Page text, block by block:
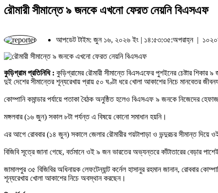
রৌমারী সীমান্তে ৯ জনকে এখনো ফেরত নেয়নি বিএসএফ
আপডেট টাইম: জুন ১৬, ২০২৬ ইং | ১৪:৫৩:৩৫:অপরাহ্ন |
কুড়িগ্রাম প্রতিনিধি : কুড়িগ্রামের রৌমারী সীমান্তে বিএসএফের পুশইনের চেষ্টার
দুই দেশের সীমান্তের শূন্যরেখায় প্রায় ৫০ ঘণ্টা ধরে খোলা আকাশের নিচে মানবেতর
কোম্পানি কমান্ডার পর্যায়ে পতাকা বৈঠক অনুষ্ঠিত হলেও বিএসএফ ৯ জনকে নিজেদের
মঙ্গলবার (১৬ জুন) সকাল ৮টা পর্যন্ত এ বিষয়ে কোনো সমাধান হয়নি।
এর আগে রোববার (১৪ জুন) সকালে জেলার রৌমারীর গয়টাপাড়া ও ভন্দুরচর সীমান্ত দিয়ে
বিজিবি সূত্রে জানা গেছে, বর্তমানে ওই ৯ জন ভারতের অভ্যন্তরে কাঁটাতারের বেড়ার
জামালপুর ৩৫ বিজিবির অধিনায়ক লেফটেন্যান্ট কর্নেল হাসানুর রহমান জানান, রোববার
শূন্যরেখায় খোলা আকাশের নিচে অবস্থান করছেন।